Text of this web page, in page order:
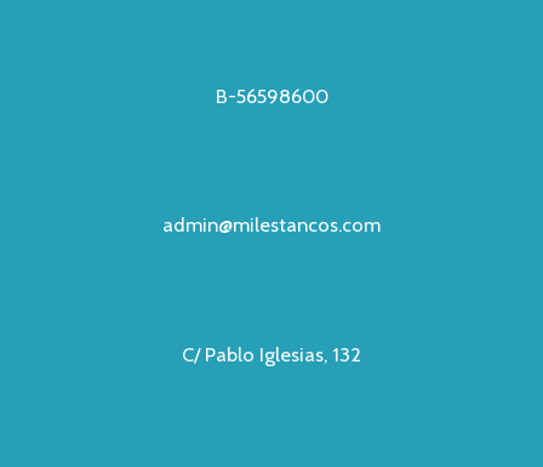
B-56598600
admin@milestancos.com
C/ Pablo Iglesias, 132